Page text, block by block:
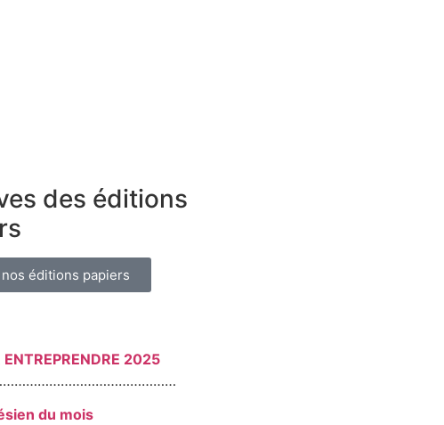
des éditions
éditions papiers
ENTREPRENDRE 2025
du mois